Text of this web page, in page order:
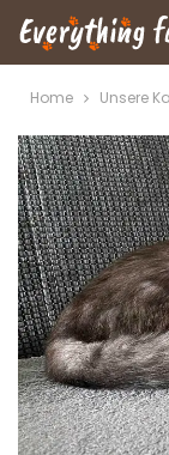
Home Unsere